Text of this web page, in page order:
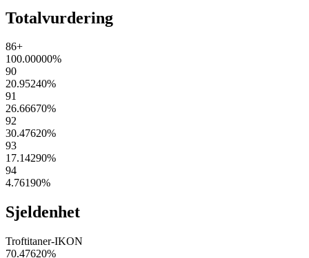
Totalvurdering
86+
100.00000%
90
20.95240%
91
26.66670%
92
30.47620%
93
17.14290%
94
4.76190%
Sjeldenhet
Troftitaner-IKON
70.47620%